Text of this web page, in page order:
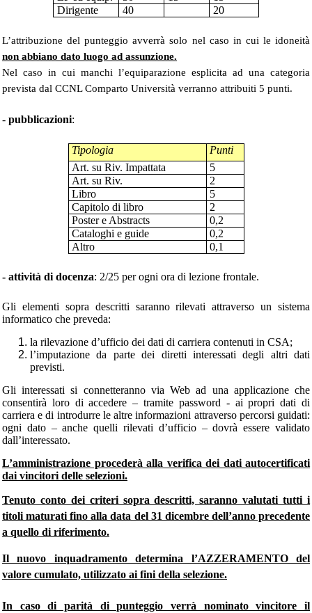
Dirigente
40 20
L’attribuzione del punteggio avverrà solo nel caso in cui le idoneità
non abbiano dato luogo ad assunzione.
Nel caso in cui manchi l’equiparazione esplicita ad una categoria
prevista dal CCNL Comparto Università verranno attribuiti 5 punti.
- pubblicazioni:
Tipologia
Punti
Art. su Riv. Impattata
5
Art. su Riv.
2
Libro
5
Capitolo di libro
2
Poster e Abstracts
0,2
Cataloghi e guide
0,2
Altro
0,1
- attività di docenza: 2/25 per ogni ora di lezione frontale.
Gli elementi sopra descritti saranno rilevati attraverso un sistema
informatico che preveda:
la rilevazione d’ufficio dei dati di carriera contenuti in CSA;
l’imputazione da parte dei diretti interessati degli altri dati
previsti.
Gli interessati si connetteranno via Web ad una applicazione che
consentirà loro di accedere – tramite password - ai propri dati di
carriera e di introdurre le altre informazioni attraverso percorsi guidati:
ogni dato – anche quelli rilevati d’ufficio – dovrà essere validato
dall’interessato.
L’amministrazione procederà alla verifica dei dati autocertificati
dai vincitori delle selezioni.
Tenuto conto dei criteri sopra descritti, saranno valutati tutti i
titoli maturati fino alla data del 31 dicembre dell’anno precedente
a quello di riferimento.
Il nuovo inquadramento determina l’AZZERAMENTO del
valore cumulato, utilizzato ai fini della selezione.
In caso di parità di punteggio verrà nominato vincitore il